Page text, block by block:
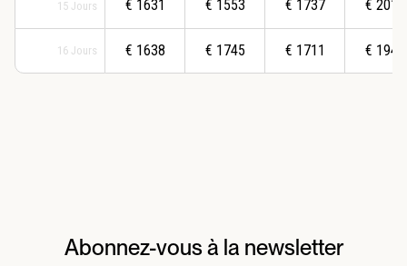
15 Jours
16 Jours
€ 1631
€ 1638
€ 1553
€ 1745
€ 1737
€ 1711
€ 2018
€ 1946
Abonnez-vous à la newsletter